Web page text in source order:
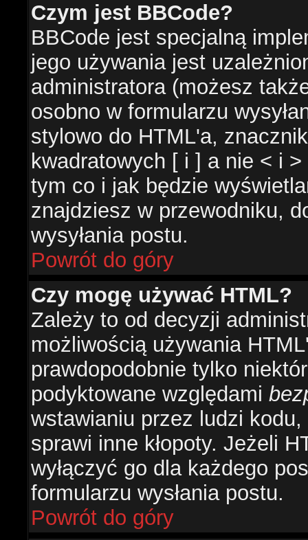
Czym jest BBCode?
BBCode jest specjalną
jego używania jest
administratora (możesz
osobno w formularzu
stylowo do HTML'a,
kwadratowych [ i ] a nie < i
tym co i jak będzie
znajdziesz w przewodniku,
wysyłania postu.
Powrót do góry
Czy mogę używać HTML?
Zależy to od decyzji
możliwością używania
prawdopodobnie tylko
podyktowane względami
wstawianiu przez ludzi
sprawi inne kłopoty. Jeżeli
wyłączyć go dla każdego
formularzu wysłania postu.
Powrót do góry